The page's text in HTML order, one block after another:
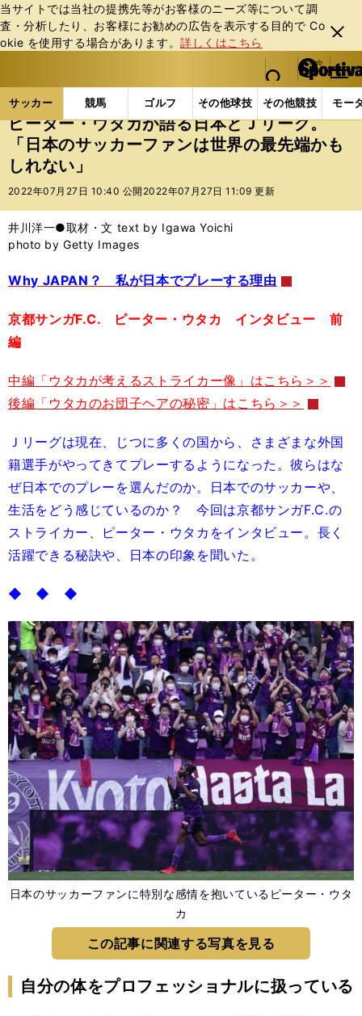
当サイトでは当社の提携先等がお客様のニーズ等について調
査・分析したり、お客様にお勧めの広告を表⽰する⽬的で Co
okie を使⽤する場合があります。詳しくはこちら
閉じ
る
web Sportiva (webスポルティーバ)
検索
マイペ
ー
ジ
メニュ
サッカー 競馬 ゴルフ その他球技 その他競技 モー
ス
ポ
ル
テ
ー
バ
サッカーの記事一覧 Jリーグ他 Jリーグ ピータ
ピーター・ウタカが語る日本とＪリーグ。
「日本のサッカーファンは世界の最先端かも
しれない」
2022年07月27日 10:40 公開 2022年07月27日 11:09 更新
井川洋一●取材・文 text by Igawa Yoichi
photo by Getty Images
Why JAPAN？ 私が日本でプレーする理由
京都サンガF.C. ピーター・ウタカ インタビュー 前
編
中編「ウタカが考えるストライカー像」はこちら＞＞
後編「ウタカのお団子ヘアの秘密」はこちら＞＞
Ｊリーグは現在、じつに多くの国から、さまざまな外国
籍選手がやってきてプレーするようになった。彼らはな
ぜ日本でのプレーを選んだのか。日本でのサッカーや、
生活をどう感じているのか？ 今回は京都サンガF.C.の
ストライカー、ピーター・ウタカをインタビュー。長く
活躍できる秘訣や、日本の印象を聞いた。
◆ ◆ ◆
日本のサッカーファンに特別な感情を抱いているピーター・ウタ
カ
この記事に関連する写真を見る
自分の体をプロフェッショナルに扱っている